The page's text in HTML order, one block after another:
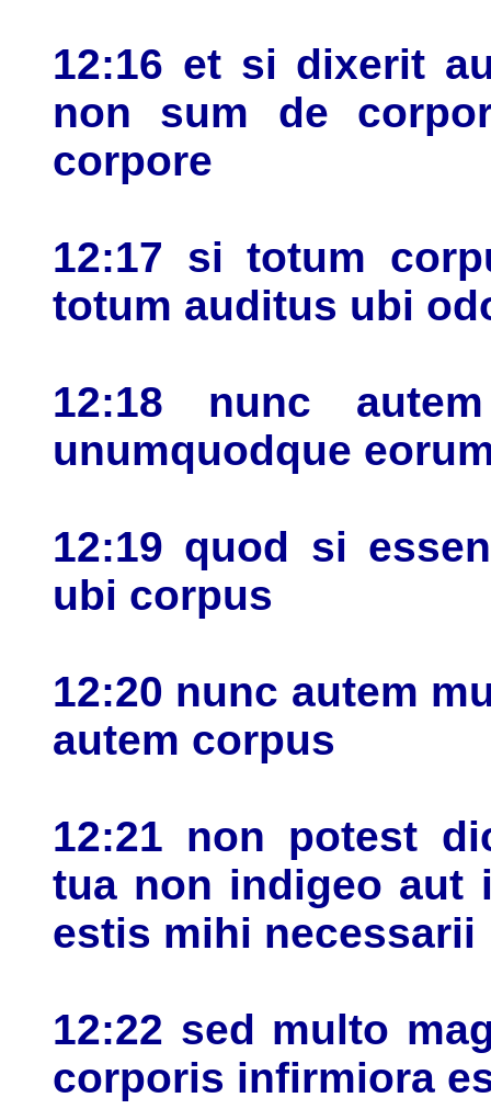
12:16 et si dixerit
non sum de
corpore
12:17 si totum
totum auditus ubi
12:18 nunc
unumquodque
12:19 quod si
ubi corpus
12:20 nunc autem
autem corpus
12:21 non potest
tua non indigeo aut
estis mihi necessarii
12:22 sed multo
corporis infirmiora